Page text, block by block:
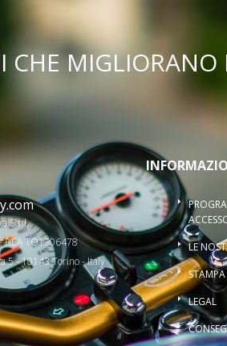
CHE
S.r.l.
REA TO1306478
5 - 10143 Torino - Italy
LE
STAMPA
LEGAL